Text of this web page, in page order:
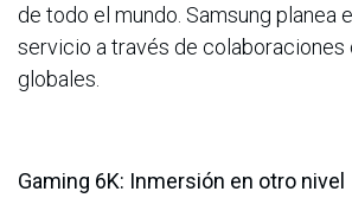
de todo el mundo. Samsung planea
servicio a través de colaboraciones
globales.
Gaming 6K: Inmersión en otro nivel